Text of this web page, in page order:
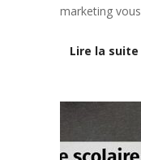
marketing vous
Lire la suite